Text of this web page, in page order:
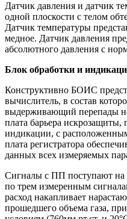
Датчик давления и датчик
одной плоскости с телом
Датчик температуры
медное. Датчик давления
абсолютного давления с
Блок обработки и
Конструктивно БОИС
вычислитель, в состав
выдерживающий перепады
плата барьера искрозащиты,
индикации, с
плата регистратора
данных всех измеряемых
Сигналы с ПП поступают на
по трем измеренным
расход накапливает
прошедшего объема газа,